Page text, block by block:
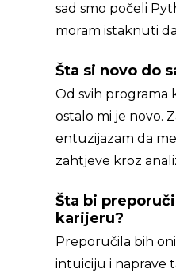
sad smo počeli
moram istaknuti
Šta si novo do
Od svih programa
ostalo mi je novo.
entuzijazam da
zahtjeve kroz
Šta bi
karijeru?
Preporučila bih
intuiciju i naprave